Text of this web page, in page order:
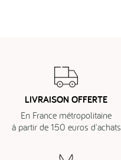
LIVRAISON OFFERTE
En France métropolitaine
à partir de 150 euros d'achats